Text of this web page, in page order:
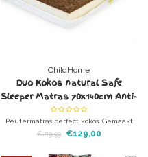
ChildHome
Duo Kokos natural Safe
Sleeper Matras 70x140cm Anti-
Allergisch
Peutermatras perfect kokos. Gemaakt
van Kokos en zijn vele goede
€219,99 €129,00